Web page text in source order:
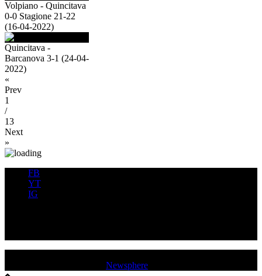
Volpiano - Quincitava
0-0 Stagione 21-22
(16-04-2022)
Quincitava -
Barcanova 3-1 (24-04-
2022)
«
Prev
1
/
13
Next
»
FB
YT
IG
Newsphere